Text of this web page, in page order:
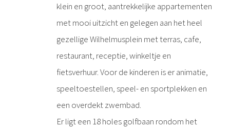
klein en groot, aantrekkelijke appartementen
met mooi uitzicht en gelegen aan het heel
gezellige Wilhelmusplein met terras, cafe,
restaurant, receptie, winkeltje en
fietsverhuur. Voor de kinderen is er animatie,
speeltoestellen, speel- en sportplekken en
een overdekt zwembad.
Er ligt een 18 holes golfbaan rondom het